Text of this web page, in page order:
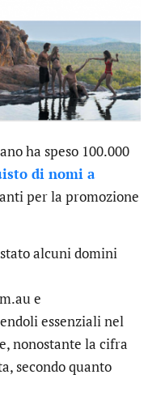
ha speso 100.000
di nomi a
per la promozione
alcuni domini
e
essenziali nel
nonostante la cifra
secondo quanto